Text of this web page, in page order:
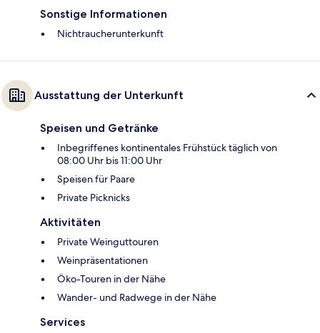
Sonstige Informationen
Nichtraucherunterkunft
Ausstattung der Unterkunft
Speisen und Getränke
Inbegriffenes kontinentales Frühstück täglich von
08:00 Uhr bis 11:00 Uhr
Speisen für Paare
Private Picknicks
Aktivitäten
Private Weinguttouren
Weinpräsentationen
Öko-Touren in der Nähe
Wander- und Radwege in der Nähe
Services